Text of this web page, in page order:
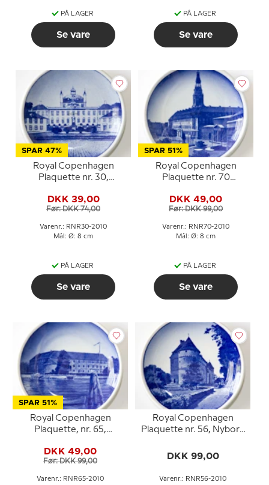
PÅ LAGER
Se vare
PÅ LAGER
Se vare
SPAR 47%
Royal Copenhagen
Plaquette nr. 30,
DKK 39,00
Før: DKK 74,00
Varenr.: RNR30-2010
Mål: Ø: 8 cm
PÅ LAGER
Se vare
SPAR 51%
Royal Copenhagen
Plaquette nr. 70
DKK 49,00
Før: DKK 99,00
Varenr.: RNR70-2010
Mål: Ø: 8 cm
PÅ LAGER
Se vare
SPAR 51%
Royal Copenhagen
Plaquette, nr. 65,
DKK 49,00
Før: DKK 99,00
Varenr.: RNR65-2010
Royal Copenhagen
Plaquette nr. 56, Nyborg
DKK 99,00
Varenr.: RNR56-2010